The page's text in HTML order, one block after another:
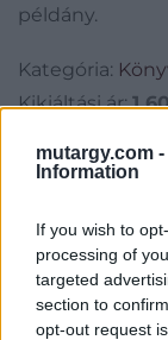
mutargy.com -
Information
If you wish to
processing of
targeted
section to
opt-out request
példány.
Kategória:
Kikiáltási ár:1
Aukció
Aukció dátuma:
Aukció ideje: 18:00
Aukció helye: